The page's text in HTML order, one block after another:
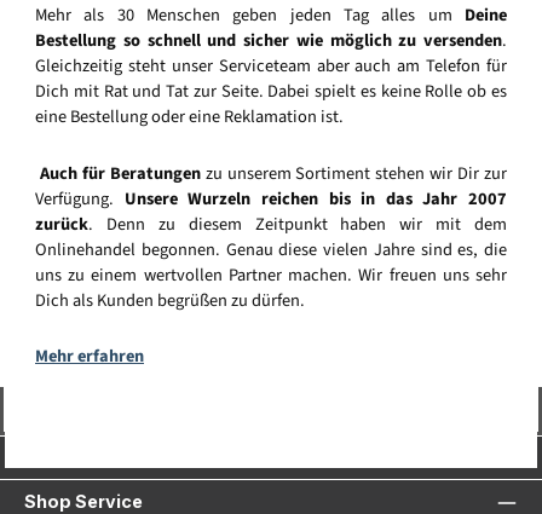
Mehr als 30 Menschen geben jeden Tag alles um Deine
Bestellung so schnell und sicher wie möglich zu versenden.
Gleichzeitig steht unser Serviceteam aber auch am Telefon für
Dich mit Rat und Tat zur Seite. Dabei spielt es keine Rolle ob es
eine Bestellung oder eine Reklamation ist.
Auch für Beratungenzu unserem Sortiment stehen wir Dir zur
Verfügung. Unsere Wurzeln reichen bis in das Jahr 2007
zurück. Denn zu diesem Zeitpunkt haben wir mit dem
Onlinehandel begonnen. Genau diese vielen Jahre sind es, die
uns zu einem wertvollen Partner machen. Wir freuen uns sehr
Dich als Kunden begrüßen zu dürfen.
Mehr erfahren
Shop Service